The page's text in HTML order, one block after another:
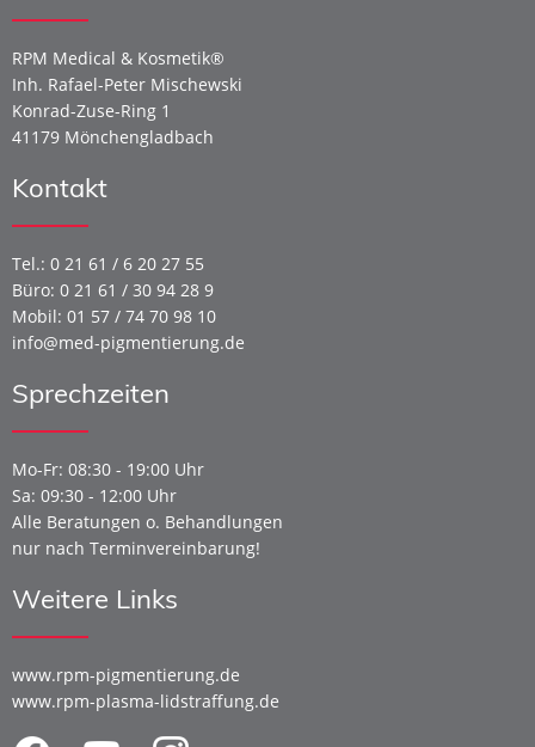
RPM Medical & Kosmetik®
Inh. Rafael-Peter Mischewski
Konrad-Zuse-Ring 1
41179 Mönchengladbach
Kontakt
Tel.: 0 21 61 / 6 20 27 55
Büro: 0 21 61 / 30 94 28 9
Mobil: 01 57 / 74 70 98 10
info@med-pigmentierung.de
Sprechzeiten
Mo-Fr: 08:30 - 19:00 Uhr
Sa: 09:30 - 12:00 Uhr
Alle Beratungen o. Behandlungen
nur nach Terminvereinbarung!
Weitere Links
www.rpm-pigmentierung.de
www.rpm-plasma-lidstraffung.de